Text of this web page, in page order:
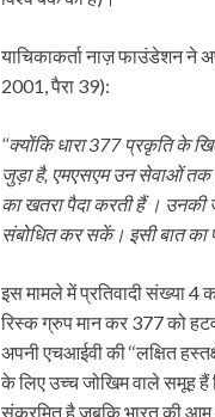
याचिकाकर्ता नाज़ फाउंडेशन ने
2001, पैरा 39):
‘‘क्योंकि धारा 377 प्रकृति के
जुड़ा है, एमएसएम उन सेवाओं तक
का खतरा पैदा करती हैं । उनकी
संबोधित कर सकें। इसी बात का
इस मामले में प्रतिवादी संख्या 4
रिस्क ग्रुप मान कर 377 को
अपनी एचआईवी की ‘‘लक्षित
के लिए उच्च जोखिम वाले समूह हैं
संक्रमित है जबकि भारत की